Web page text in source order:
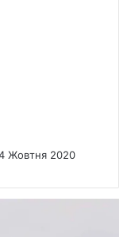
Жовтня 2020